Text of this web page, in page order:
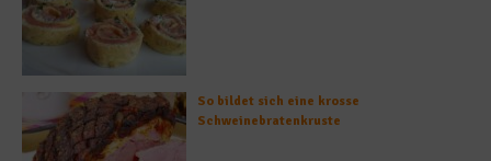
So bildet sich eine krosse
Schweinebratenkruste